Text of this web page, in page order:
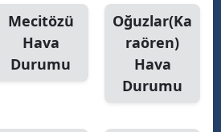
Mecitözü
Hava
Durumu
Oğuzlar(Ka
raören)
Hava
Durumu